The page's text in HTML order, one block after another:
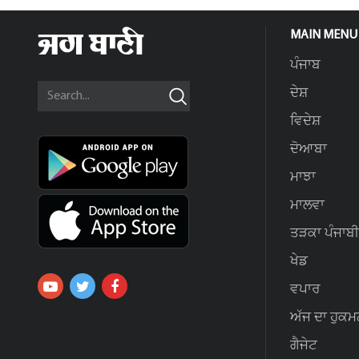
MAIN MENU
ਪੰਜਾਬ
ਦੇਸ਼
ਵਿਦੇਸ਼
ਦੋਆਬਾ
ਮਾਝਾ
ਮਾਲਵਾ
ਤੜਕਾ ਪੰਜਾਬੀ
ਖੇਡ
ਵਪਾਰ
ਅੱਜ ਦਾ
ਗੈਜੇਟ